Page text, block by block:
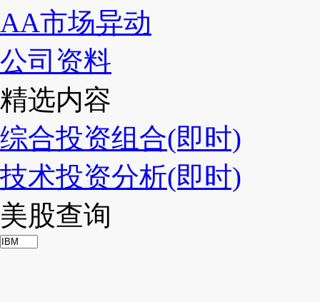
AA市场异动
公司资料
精选内容
综合投资组合(即时)
技术投资分析(即时)
美股查询